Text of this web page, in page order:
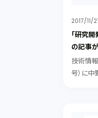
2017/11/
「研究
の記事
技術情
号）に